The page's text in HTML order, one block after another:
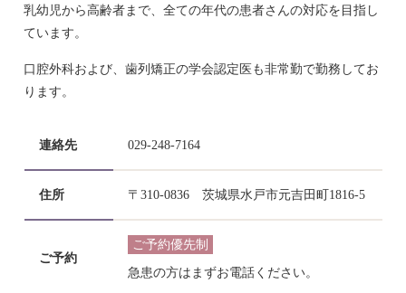
乳幼児から高齢者まで、全ての年代の患者さんの対応を目指し
ています。
口腔外科および、歯列矯正の学会認定医も非常勤で勤務してお
ります。
連絡先 029-248-7164
住所 〒310-0836 茨城県水戸市元吉田町1816‐5
ご予約
ご予約優先制
急患の方はまずお電話ください。